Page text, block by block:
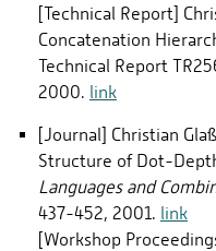
[Technical Report]
Concatenation
Technical Report
2000. link
[Journal] Christian
Structure of Dot-
Languages and
437-452, 2001. link
[Workshop